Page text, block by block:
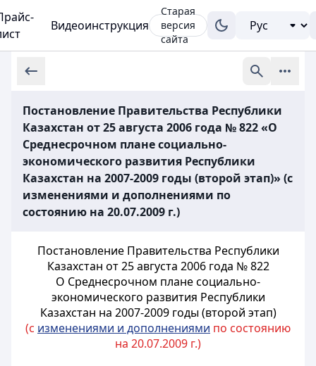
Видеоинструкция
Старая
версия
сайта
Постановление Правительства Республики
Казахстан от 25 августа 2006 года № 822 «О
Среднесрочном плане социально-
экономического развития Республики
Казахстан на 2007-2009 годы (второй этап)» (с
изменениями и дополнениями по
состоянию на 20.07.2009 г.)
Постановление Правительства Республики
Казахстан от 25 августа 2006 года № 822
О Среднесрочном плане социально-
экономического развития Республики
Казахстан на 2007-2009 годы (второй этап)
(с изменениями и дополнениями по состоянию
на 20.07.2009 г.)